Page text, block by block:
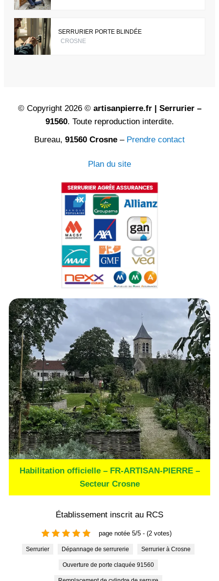
SERRURIER PORTE BLINDÉE
CROSNE
© Copyright 2026 © artisanpierre.fr | Serrurier –
91560. Toute reproduction interdite.
Bureau, 91560 Crosne – Prendre contact
Plan du site
Habilitation officielle – FR-ARTISAN-PIERRE –
Secteur Crosne
Établissement inscrit au RCS
page notée 5/5 - (2 votes)
Serrurier Dépannage de serrurerie Serrurier à Crosne
Ouverture de porte claquée 91560